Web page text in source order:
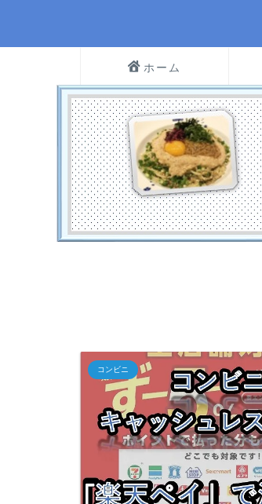
ホーム
コンビニ